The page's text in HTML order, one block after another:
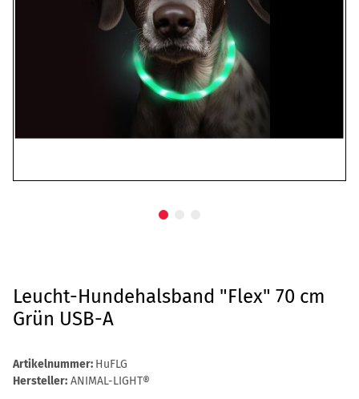
Leucht-Hundehalsband "Flex" 70 cm
Grün USB-A
Artikelnummer: HuFLG
Hersteller: ANIMAL-LIGHT®